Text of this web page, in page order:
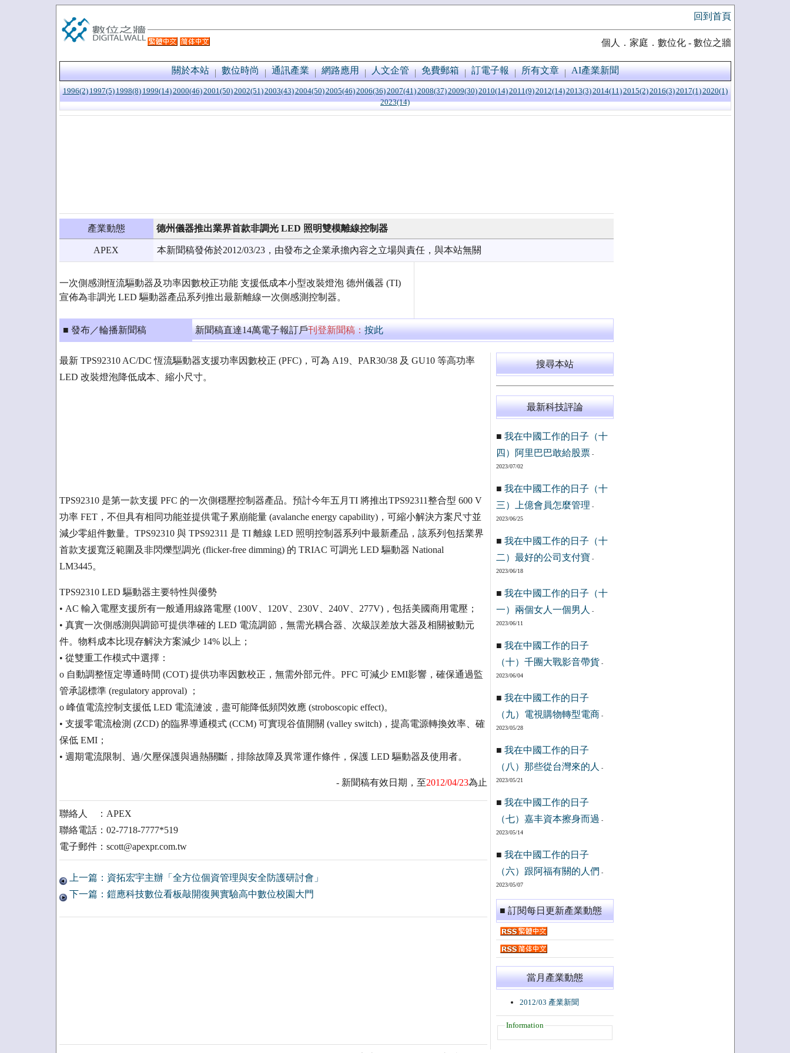
回到首頁
個人．家庭．數位化 - 數位之牆
關於本站 數位時尚 通訊產業 網路應用 人文企管 免費郵箱 訂電子報 所有文章 AI產業新聞
1996(2) 1997(5) 1998(8) 1999(14)2000(46)2001(50)2002(51)2003(43)2004(50)2005(46)2006(36)2007(41)2008(37)2009(30)2010(14)2011(9)2012(14)2013(3)2014(11)2015(2)2016(3)2017(1)2020(1)
2023(14)
產業動態 德州儀器推出業界首款非調光 LED 照明雙模離線控制器
APEX 本新聞稿發佈於2012/03/23，由發布之企業承擔內容之立場與責任，與本站無關
一次側感測恆流驅動器及功率因數校正功能 支援低成本小型改裝燈泡 德州儀器 (TI)
宣佈為非調光 LED 驅動器產品系列推出最新離線一次側感測控制器。
■ 發布／輪播新聞稿 新聞稿直達14萬電子報訂戶刊登新聞稿：按此
最新 TPS92310 AC/DC 恆流驅動器支援功率因數校正 (PFC)，可為 A19、PAR30/38 及 GU10 等高功率
LED 改裝燈泡降低成本、縮小尺寸。
TPS92310 是第一款支援 PFC 的一次側穩壓控制器產品。預計今年五月TI 將推出TPS92311整合型 600 V
功率 FET，不但具有相同功能並提供電子累崩能量 (avalanche energy capability)，可縮小解決方案尺寸並
減少零組件數量。TPS92310 與 TPS92311 是 TI 離線 LED 照明控制器系列中最新產品，該系列包括業界
首款支援寬泛範圍及非閃爍型調光 (flicker-free dimming) 的 TRIAC 可調光 LED 驅動器 National
LM3445。
TPS92310 LED 驅動器主要特性與優勢
• AC 輸入電壓支援所有一般通用線路電壓 (100V、120V、230V、240V、277V)，包括美國商用電壓；
• 真實一次側感測與調節可提供準確的 LED 電流調節，無需光耦合器、次級誤差放大器及相關被動元
件。物料成本比現存解決方案減少 14% 以上；
• 從雙重工作模式中選擇：
o 自動調整恆定導通時間 (COT) 提供功率因數校正，無需外部元件。PFC 可減少 EMI影響，確保通過監
管承認標準 (regulatory approval) ；
o 峰值電流控制支援低 LED 電流漣波，盡可能降低頻閃效應 (stroboscopic effect)。
• 支援零電流檢測 (ZCD) 的臨界導通模式 (CCM) 可實現谷值開關 (valley switch)，提高電源轉換效率、確
保低 EMI；
• 週期電流限制、過/欠壓保護與過熱關斷，排除故障及異常運作條件，保護 LED 驅動器及使用者。
- 新聞稿有效日期，至2012/04/23為止
聯絡人 ：APEX
聯絡電話：02-7718-7777*519
電子郵件：scott@apexpr.com.tw
上一篇：資拓宏宇主辦「全方位個資管理與安全防護研討會」
下一篇：鎧應科技數位看板敲開復興實驗高中數位校園大門
搜尋本站
最新科技評論
■ 我在中國工作的日子（十
四）阿里巴巴敢給股票-
2023/07/02
■ 我在中國工作的日子（十
三）上億會員怎麼管理 -
2023/06/25
■ 我在中國工作的日子（十
二）最好的公司支付寶 -
2023/06/18
■ 我在中國工作的日子（十
一）兩個女人一個男人
-
2023/06/11
■ 我在中國工作的日子
（十）千團大戰影音帶貨 -
2023/06/04
■ 我在中國工作的日子
（九）電視購物轉型電商 -
2023/05/28
■ 我在中國工作的日子
（八）那些從台灣來的人
-
2023/05/21
■ 我在中國工作的日子
（七）嘉丰資本擦身而過 -
2023/05/14
■ 我在中國工作的日子
（六）跟阿福有關的人們 -
2023/05/07
■ 訂閱每日更新產業動態
當月產業動態
2012/03 產業新聞
Information